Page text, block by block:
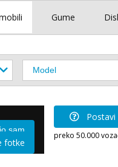
Gume
sam
fotke
preko 50.000